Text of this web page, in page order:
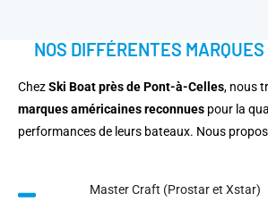
NOS DIFFÉRENTES
ChezSki Boat près de Pont-à-Celles, nous
marques américaines reconnues pour la
performances de leurs bateaux. Nous
Master Craft (Prostar et Xstar)